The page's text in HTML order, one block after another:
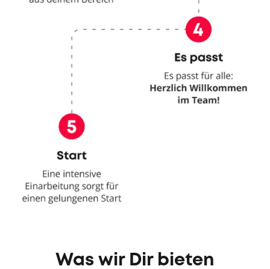
Was wir Dir bieten